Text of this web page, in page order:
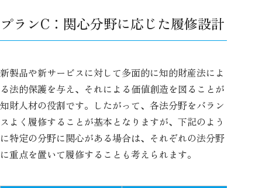
プランC：関心分野に応じた履修設計
新製品や新サービスに対して多面的に知的財産法によ
る法的保護を与え、それによる価値創造を図ることが
知財人材の役割です。したがって、各法分野をバラン
スよく履修することが基本となりますが、下記のよう
に特定の分野に関心がある場合は、それぞれの法分野
に重点を置いて履修することも考えられます。